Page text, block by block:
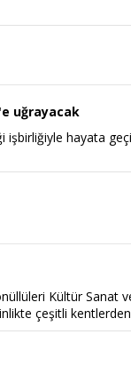
uğrayacak
işbirliğiyle hayata
Kültür Sanat
çeşitli